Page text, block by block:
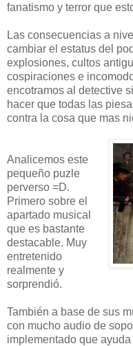
fanatismo y terror que
Las consecuencias a
cambiar el estatus del
explosiones, cultos
cospiraciones e
encotramos al detective
hacer que todas las
contra la cosa que mas
Analicemos este
pequeño puzle
perverso =D.
Primero sobre el
apartado musical
que es bastante
destacable. Muy
entretenido
realmente y
sorprendió.
También a base de sus
con mucho audio de
implementado que